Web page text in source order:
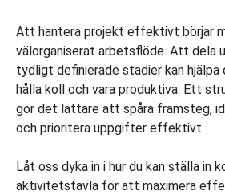
Att hantera projekt effektivt börjar
välorganiserat arbetsflöde. Att dela
tydligt definierade stadier kan
hålla koll och vara produktiva. Ett
gör det lättare att spåra framsteg,
och prioritera uppgifter effektivt.
Låt oss dyka in i hur du kan ställa in
aktivitetstavla för att maximera